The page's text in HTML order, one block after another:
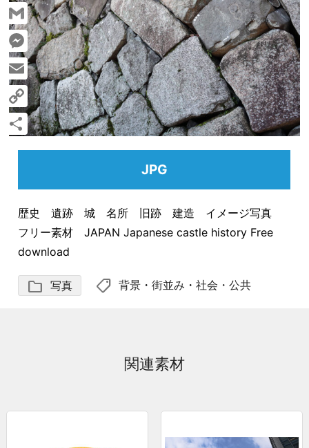
JPG
歴史 遺跡 城 名所 旧跡 建造 イメージ写真
フリー素材 JAPAN Japanese castle history Free
download
folder 写真 shoppingmode 背景 ・街並み ・社会・公共
関連素材
Hatena
Gmail
Messenger
Email
Copy
Link